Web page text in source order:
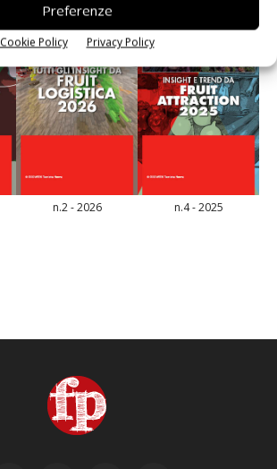
Preferenze
Cookie Policy Privacy Policy
n.2 - 2026 n.4 - 2025